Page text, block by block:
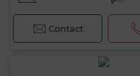
Contact